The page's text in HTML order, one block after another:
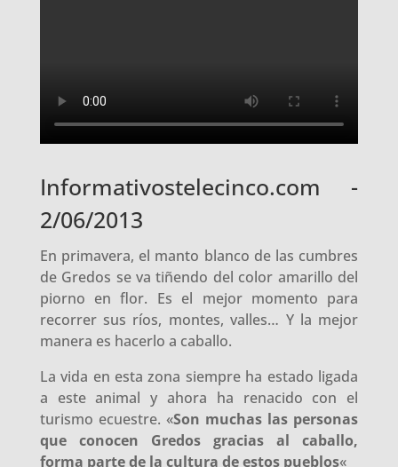
Informativostelecinco.com -
2/06/2013
En primavera, el manto blanco de las cumbres
de Gredos se va tiñendo del color amarillo del
piorno en flor. Es el mejor momento para
recorrer sus ríos, montes, valles… Y la mejor
manera es hacerlo a caballo.
La vida en esta zona siempre ha estado ligada
a este animal y ahora ha renacido con el
turismo ecuestre. «Son muchas las personas
que conocen Gredos gracias al caballo,
forma parte de la cultura de estos pueblos«